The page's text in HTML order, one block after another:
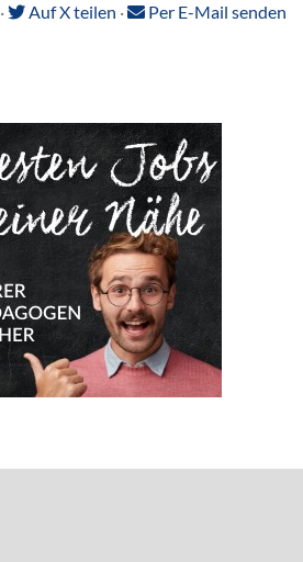
· Auf X teilen · Per E-Mail senden